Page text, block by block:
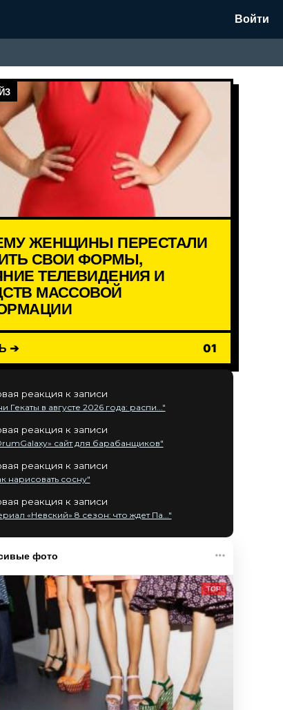
Войти
ЖЕНЩИНЫ ПЕРЕСТАЛИ
СВОИ ФОРМЫ,
ТЕЛЕВИДЕНИЯ И
МАССОВОЙ
➔ 01
реакция к записи
Гекаты в августе 2026 года: распи..."
реакция к записи
сайт для барабанщиков"
реакция к записи
нарисовать сосну"
реакция к записи
«Невский» 8 сезон: что ждет Па..."
фото
TOP